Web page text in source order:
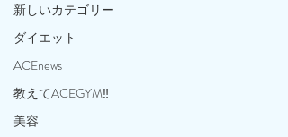
新しいカテゴリー
ダイエット
ACEnews
教えてACEGYM‼️
美容